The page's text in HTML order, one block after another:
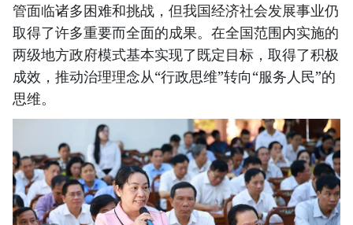
管面临诸多困难和挑战，但我国经济社会发展事业仍
取得了许多重要而全面的成果。在全国范围内实施的
两级地方政府模式基本实现了既定目标，取得了积极
成效，推动治理理念从“行政思维”转向“服务人民”的
思维。